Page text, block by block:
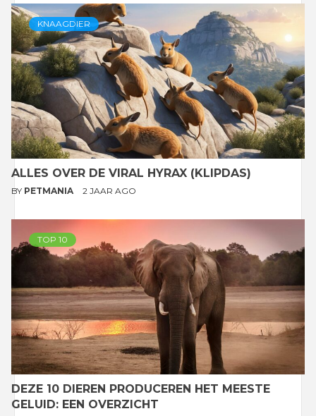
KNAAGDIER
ALLES OVER DE VIRAL HYRAX (KLIPDAS)
BY PETMANIA 2 JAAR AGO
TOP 10
DEZE 10 DIEREN PRODUCEREN HET MEESTE
GELUID: EEN OVERZICHT